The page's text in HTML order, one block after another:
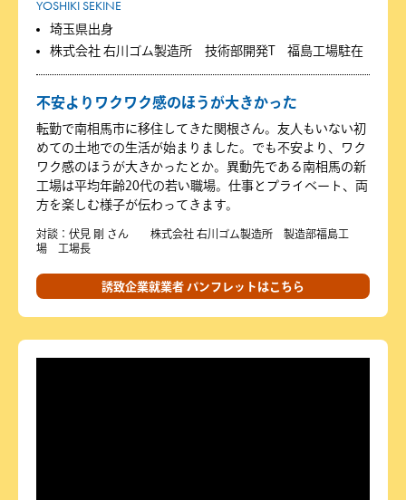
YOSHIKI SEKINE
埼玉県出身
株式会社 右川ゴム製造所 技術部開発T 福島工場駐在
不安よりワクワク感のほうが大きかった
転勤で南相馬市に移住してきた関根さん。友人もいない初
めての土地での生活が始まりました。でも不安より、ワク
ワク感のほうが大きかったとか。異動先である南相馬の新
工場は平均年齢20代の若い職場。仕事とプライベート、両
方を楽しむ様子が伝わってきます。
対談：伏見 剛 さん 株式会社 右川ゴム製造所 製造部福島工
場 工場長
誘致企業就業者 パンフレットはこちら